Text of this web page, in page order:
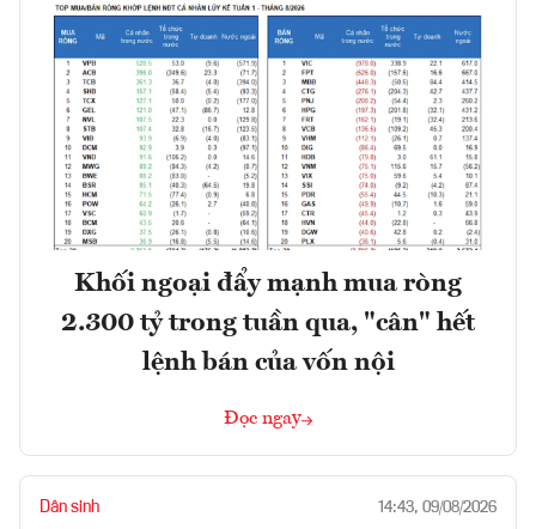
Khối ngoại đẩy mạnh mua ròng
2.300 tỷ trong tuần qua, "cân" hết
lệnh bán của vốn nội
Đọc ngay
Dân sinh 14:43, 09/08/2026